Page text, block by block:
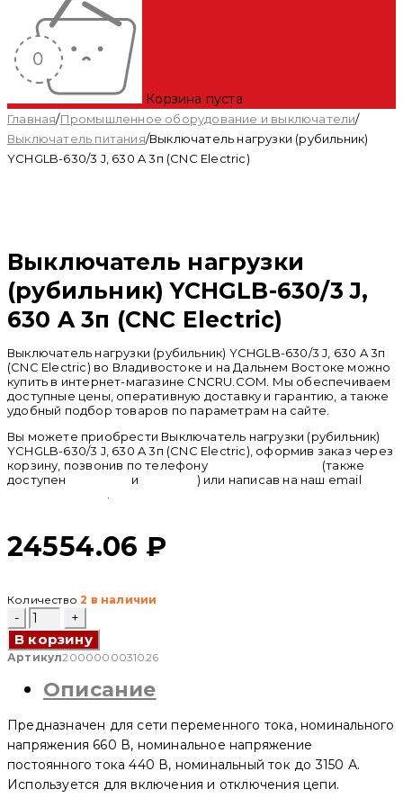
Корзина пуста
Главная/Промышленное оборудование и выключатели/
Выключатель питания/Выключатель нагрузки (рубильник)
YCHGLB-630/3 J, 630 A 3п (CNC Electric)
Выключатель нагрузки
(рубильник) YCHGLB-630/3 J,
630 A 3п (CNC Electric)
Выключатель нагрузки (рубильник) YCHGLB-630/3 J, 630 A 3п
(CNC Electric) во Владивостоке и на Дальнем Востоке можно
купить в интернет-магазине CNCRU.COM. Мы обеспечиваем
доступные цены, оперативную доставку и гарантию, а также
удобный подбор товаров по параметрам на сайте.
Вы можете приобрести Выключатель нагрузки (рубильник)
YCHGLB-630/3 J, 630 A 3п (CNC Electric), оформив заказ через
корзину, позвонив по телефону
(также
доступен
и
) или написав на наш email
24554.06 ₽
Количество 2 в наличии
Количество
товара
Выключатель
нагрузки
YCHGLB-
630/3
630
A
(CNC
Electric)
В корзину
Артикул2000000031026
Описание
Предназначен для сети переменного тока, номинального
напряжения 660 В, номинальное напряжение
постоянного тока 440 В, номинальный ток до 3150 А.
Используется для включения и отключения цепи.